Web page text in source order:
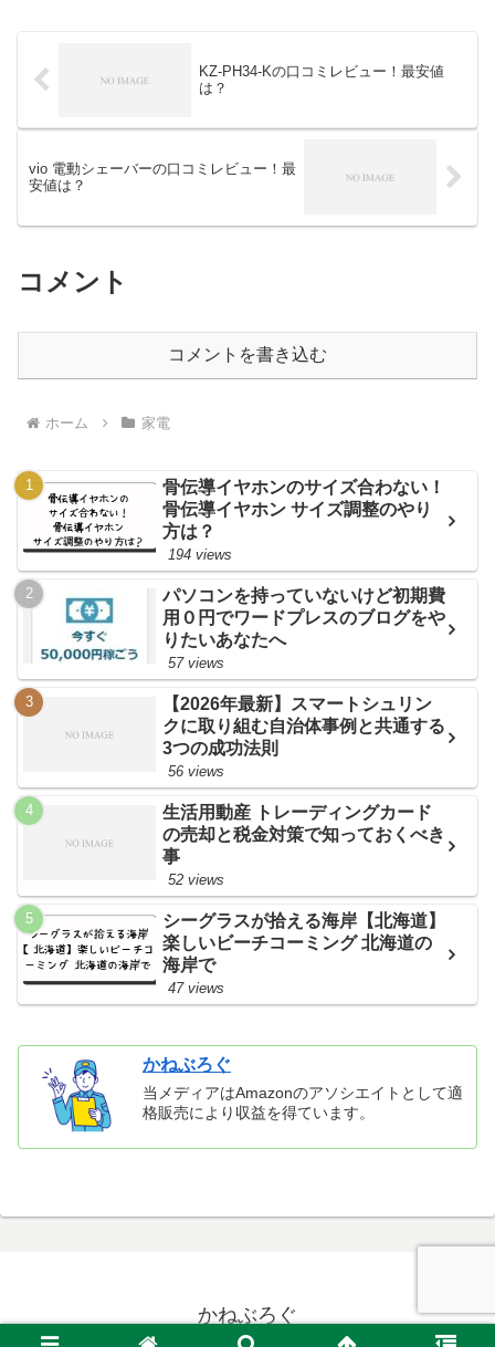
KZ-PH34-Kの口コミレビュー！最安値
は？
vio 電動シェーバーの口コミレビュー！最
安値は？
コメント
コメントを書き込む
ホーム 家電
骨伝導イヤホンのサイズ合わない！
骨伝導イヤホン サイズ調整のやり
方は？
194 views
パソコンを持っていないけど初期費
用０円でワードプレスのブログをや
りたいあなたへ
57 views
【2026年最新】スマートシュリン
クに取り組む自治体事例と共通する
3つの成功法則
56 views
生活用動産 トレーディングカード
の売却と税金対策で知っておくべき
事
52 views
シーグラスが拾える海岸【北海道】
楽しいビーチコーミング 北海道の
海岸で
47 views
かねぶろぐ
当メディアはAmazonのアソシエイトとして適
格販売により収益を得ています。
かねぶろぐ